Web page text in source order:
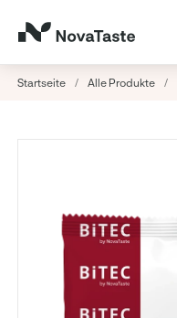
Startseite / Alle Produkte /